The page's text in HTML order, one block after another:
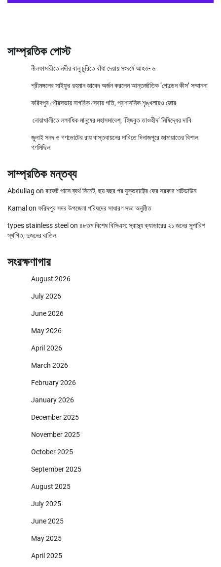
সাম্প্রতিক পোস্ট
নীলফামারীতে নদীর বালু চুরিতে বাঁধা দেয়ায় সংঘর্ষে আহত- ৬
শ্রীমঙ্গলের সাইফুর রহমান জাবেদ অর্জন করলেন আন্তর্জাতিক ‘গোল্ডেন কীস’ সম্মাননা
ফরিদপুর পৌরসভায় নাগরিক সেবায় গতি, প্রশাসনিক শৃঙ্খলায়ও জোর
নোয়াখালীতে লক্ষাধিক মানুষের মহাসমাবেশ, ‘হিজবুত তাওহীদ’ নিষিদ্ধের দাবি
জুলাই সনদ ও গণভোটের রায় বাস্তবায়নের দাবিতে দিনাজপুরে জামায়াতের বিশাল
গণমিছিল
সাম্প্রতিক মন্তব্য
Abdullag on বাজেট পাসে ব্যর্থ সিনেট, ছয় বছর পর যুক্তরাষ্ট্রে ফের সরকার শাটডাউন
Kamal on ফরিদপুর সদর উপজেলা পরিষদের সাধারণ সভা অনুষ্ঠিত
types stainless steel on ৪৮তম বিশেষ বিসিএস: স্বাস্থ্য ক্যাডারের ২১ জনের সুপারিশ
স্থগিত, দুজনের বাতিল
সংরক্ষণাগার
August 2026
July 2026
June 2026
May 2026
April 2026
March 2026
February 2026
January 2026
December 2025
November 2025
October 2025
September 2025
August 2025
July 2025
June 2025
May 2025
April 2025